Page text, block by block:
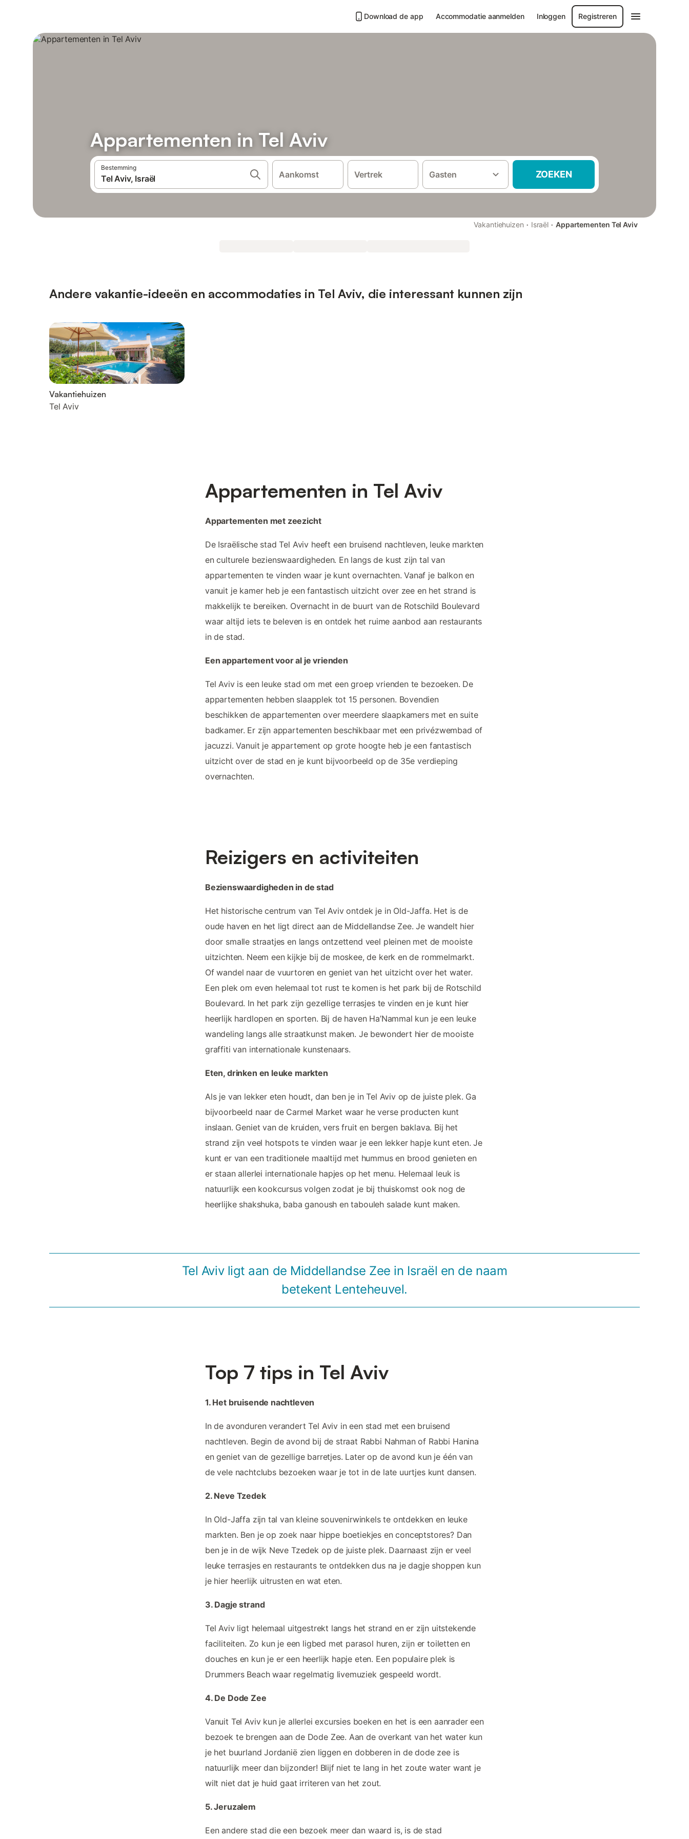
Download de app Accommodatie aanmelden Inloggen Registreren
Appartementen in Tel Aviv
Bestemming
Aankomst Vertrek Gasten ZOEKEN
Vakantiehuizen · Israël · Appartementen Tel Aviv
Andere vakantie-ideeën en accommodaties in Tel Aviv, die interessant kunnen zijn
Vakantiehuizen
Tel Aviv
Appartementen in Tel Aviv
Appartementen met zeezicht
De Israëlische stad Tel Aviv heeft een bruisend nachtleven, leuke markten
en culturele bezienswaardigheden. En langs de kust zijn tal van
appartementen te vinden waar je kunt overnachten. Vanaf je balkon en
vanuit je kamer heb je een fantastisch uitzicht over zee en het strand is
makkelijk te bereiken. Overnacht in de buurt van de Rotschild Boulevard
waar altijd iets te beleven is en ontdek het ruime aanbod aan restaurants
in de stad.
Een appartement voor al je vrienden
Tel Aviv is een leuke stad om met een groep vrienden te bezoeken. De
appartementen hebben slaapplek tot 15 personen. Bovendien
beschikken de appartementen over meerdere slaapkamers met en suite
badkamer. Er zijn appartementen beschikbaar met een privézwembad of
jacuzzi. Vanuit je appartement op grote hoogte heb je een fantastisch
uitzicht over de stad en je kunt bijvoorbeeld op de 35e verdieping
overnachten.
Reizigers en activiteiten
Bezienswaardigheden in de stad
Het historische centrum van Tel Aviv ontdek je in Old-Jaffa. Het is de
oude haven en het ligt direct aan de Middellandse Zee. Je wandelt hier
door smalle straatjes en langs ontzettend veel pleinen met de mooiste
uitzichten. Neem een kijkje bij de moskee, de kerk en de rommelmarkt.
Of wandel naar de vuurtoren en geniet van het uitzicht over het water.
Een plek om even helemaal tot rust te komen is het park bij de Rotschild
Boulevard. In het park zijn gezellige terrasjes te vinden en je kunt hier
heerlijk hardlopen en sporten. Bij de haven Ha’Nammal kun je een leuke
wandeling langs alle straatkunst maken. Je bewondert hier de mooiste
graffiti van internationale kunstenaars.
Eten, drinken en leuke markten
Als je van lekker eten houdt, dan ben je in Tel Aviv op de juiste plek. Ga
bijvoorbeeld naar de Carmel Market waar he verse producten kunt
inslaan. Geniet van de kruiden, vers fruit en bergen baklava. Bij het
strand zijn veel hotspots te vinden waar je een lekker hapje kunt eten. Je
kunt er van een traditionele maaltijd met hummus en brood genieten en
er staan allerlei internationale hapjes op het menu. Helemaal leuk is
natuurlijk een kookcursus volgen zodat je bij thuiskomst ook nog de
heerlijke shakshuka, baba ganoush en tabouleh salade kunt maken.
Tel Aviv ligt aan de Middellandse Zee in Israël en de naam
betekent Lenteheuvel.
Top 7 tips in Tel Aviv
1. Het bruisende nachtleven
In de avonduren verandert Tel Aviv in een stad met een bruisend
nachtleven. Begin de avond bij de straat Rabbi Nahman of Rabbi Hanina
en geniet van de gezellige barretjes. Later op de avond kun je één van
de vele nachtclubs bezoeken waar je tot in de late uurtjes kunt dansen.
2. Neve Tzedek
In Old-Jaffa zijn tal van kleine souvenirwinkels te ontdekken en leuke
markten. Ben je op zoek naar hippe boetiekjes en conceptstores? Dan
ben je in de wijk Neve Tzedek op de juiste plek. Daarnaast zijn er veel
leuke terrasjes en restaurants te ontdekken dus na je dagje shoppen kun
je hier heerlijk uitrusten en wat eten.
3. Dagje strand
Tel Aviv ligt helemaal uitgestrekt langs het strand en er zijn uitstekende
faciliteiten. Zo kun je een ligbed met parasol huren, zijn er toiletten en
douches en kun je er een heerlijk hapje eten. Een populaire plek is
Drummers Beach waar regelmatig livemuziek gespeeld wordt.
4. De Dode Zee
Vanuit Tel Aviv kun je allerlei excursies boeken en het is een aanrader een
bezoek te brengen aan de Dode Zee. Aan de overkant van het water kun
je het buurland Jordanië zien liggen en dobberen in de dode zee is
natuurlijk meer dan bijzonder! Blijf niet te lang in het zoute water want je
wilt niet dat je huid gaat irriteren van het zout.
5. Jeruzalem
Een andere stad die een bezoek meer dan waard is, is de stad